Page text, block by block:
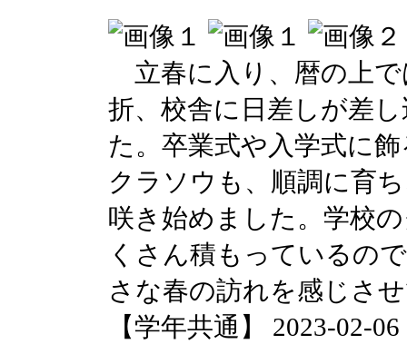
立春に入り、暦の上
折、校舎に日差しが差
た。卒業式や入学式に
クラソウも、順調に育
咲き始めました。学校
くさん積もっているの
さな春の訪れを感じさ
【学年共通】 2023-02-